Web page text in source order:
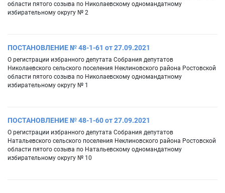
области пятого созыва по Николаевскому одномандатному
избирательному округу № 2
ПОСТАНОВЛЕНИЕ № 48-1-61 от 27.09.2021
О регистрации избранного депутата Собрания депутатов
Николаевского сельского поселения Неклиновского района Ростовской
области пятого созыва по Николаевскому одномандатному
избирательному округу № 1
ПОСТАНОВЛЕНИЕ № 48-1-60 от 27.09.2021
О регистрации избранного депутата Собрания депутатов
Натальевского сельского поселения Неклиновского района Ростовской
области пятого созыва по Натальевскому одномандатному
избирательному округу № 10